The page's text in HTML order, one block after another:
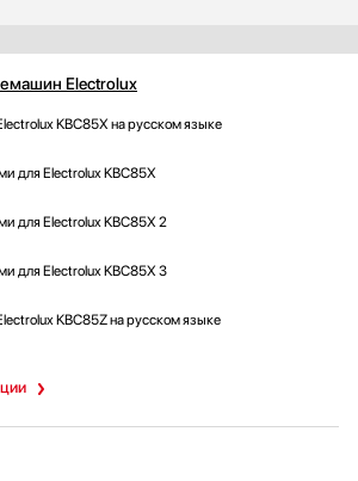
Electrolux
KBC85X на русском языке
для Electrolux KBC85X
для Electrolux KBC85X 2
для Electrolux KBC85X 3
KBC85Z на русском языке